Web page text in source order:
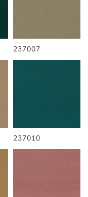
237007
237010